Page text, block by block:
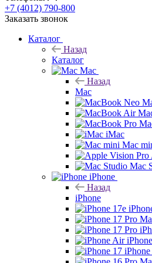
+7 (4012) 790-800
Заказать звонок
Каталог
Назад
Каталог
Mac
Назад
Mac
iMac
Mac
Mac
iPhone
Назад
iPhone